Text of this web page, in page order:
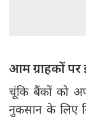
आम ग्राहकों पर
चूंकि बैंकों को
नुकसान के लिए